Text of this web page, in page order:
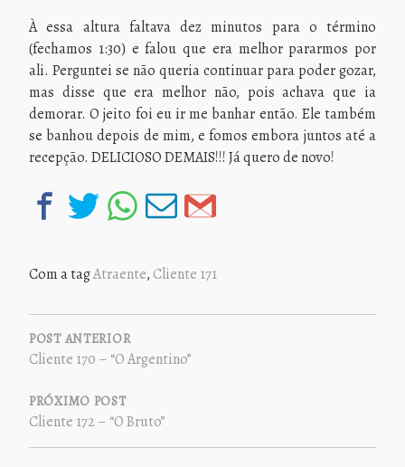
À essa altura faltava dez minutos para o término
(fechamos 1:30) e falou que era melhor pararmos por
ali. Perguntei se não queria continuar para poder gozar,
mas disse que era melhor não, pois achava que ia
demorar. O jeito foi eu ir me banhar então. Ele também
se banhou depois de mim, e fomos embora juntos até a
recepção. DELICIOSO DEMAIS!!! Já quero de novo!
Com a tagAtraente, Cliente 171
NAVEGAÇÃO
DE
POST
POST ANTERIOR
Cliente 170 – “O Argentino”
PRÓXIMO POST
Cliente 172 – “O Bruto”